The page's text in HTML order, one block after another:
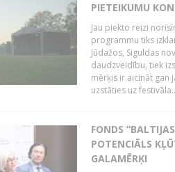
PIETEIKUMU
Jau piekto reizi
programmu tiks
Jūdažos, Siguldas
daudzveidību, tiek
mērķis ir aicināt gan
uzstāties uz
FONDS
POTENCIĀLS
GALAMĒRĶI